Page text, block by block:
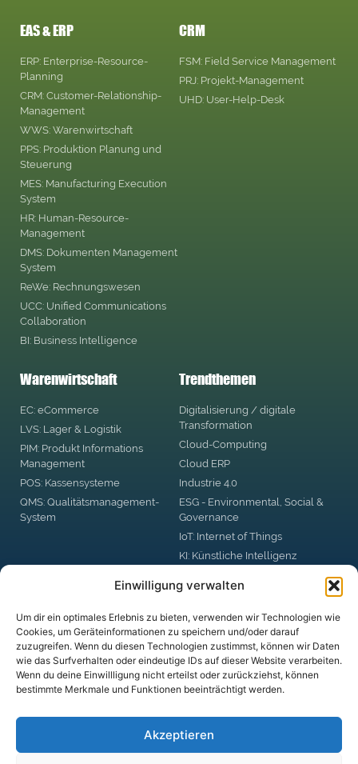
Einwilligung verwalten
Um dir ein optimales Erlebnis zu bieten, verwenden wir Technologien wie
Cookies, um Geräteinformationen zu speichern und/oder darauf
zuzugreifen. Wenn du diesen Technologien zustimmst, können wir Daten
wie das Surfverhalten oder eindeutige IDs auf dieser Website verarbeiten.
Wenn du deine Einwillligung nicht erteilst oder zurückziehst, können
bestimmte Merkmale und Funktionen beeinträchtigt werden.
Akzeptieren
EAS & ERP
ERP: Enterprise-Resource-
Planning
CRM: Customer-Relationship-
Management
WWS: Warenwirtschaft
PPS: Produktion Planung und
Steuerung
MES: Manufacturing Execution
System
HR: Human-Resource-
Management
DMS: Dokumenten Management
System
ReWe: Rechnungswesen
UCC: Unified Communications
Collaboration
BI: Business Intelligence
CRM
FSM: Field Service Management
PRJ: Projekt-Management
UHD: User-Help-Desk
Warenwirtschaft
EC: eCommerce
LVS: Lager & Logistik
PIM: Produkt Informations
Management
POS: Kassensysteme
QMS: Qualitätsmanagement-
System
Trendthemen
Digitalisierung / digitale
Transformation
Cloud-Computing
Cloud ERP
Industrie 4.0
ESG - Environmental, Social &
Governance
IoT: Internet of Things
KI: Künstliche Intelligenz
Automation
Blockchain
DSGVO: Datenschutzgrund-
Verordnung
Digital Business Security